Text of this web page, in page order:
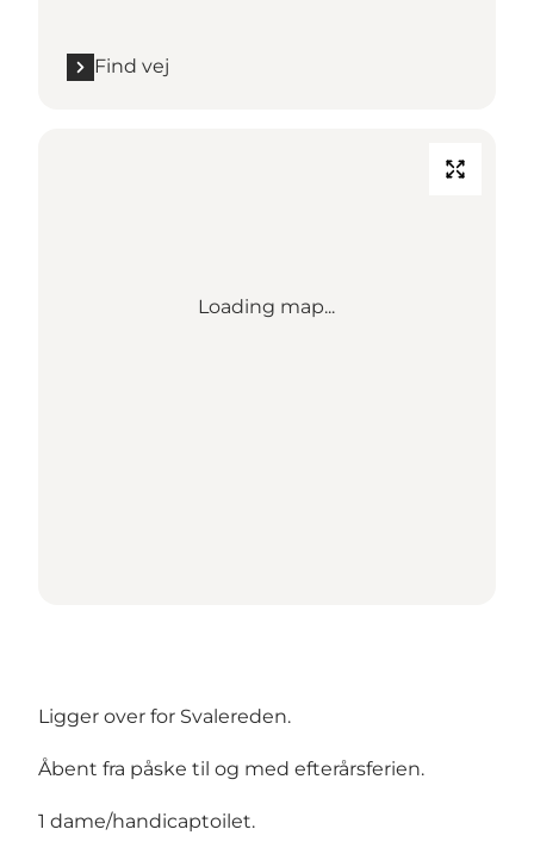
Find vej
Loading map...
Ligger over for Svalereden.
Åbent fra påske til og med efterårsferien.
1 dame/handicaptoilet.